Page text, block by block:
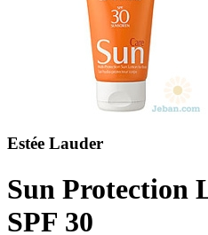
Estée Lauder
Sun Protection
SPF 30